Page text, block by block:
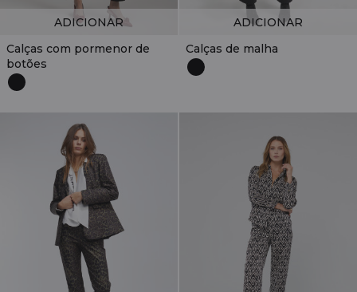
Calças com pormenor de
botões
ADICIONAR
Calças de malha
ADICIONAR